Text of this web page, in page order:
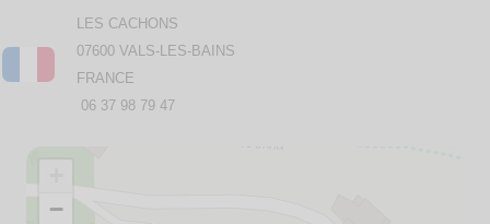
LES CACHONS
07600 VALS-LES-BAINS
FRANCE
06 37 98 79 47
−